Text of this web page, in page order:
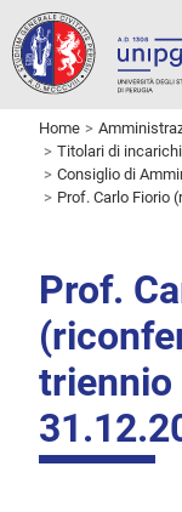
Home
Titolari di
Consiglio di
Prof. Carlo Fiorio
Prof.
triennio